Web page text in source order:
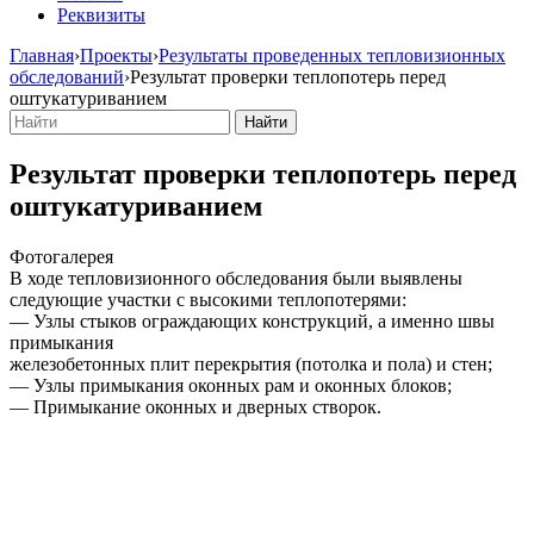
Реквизиты
Главная›Проекты›Результаты проведенных тепловизионных
обследований›Результат проверки теплопотерь перед
оштукатуриванием
Результат проверки теплопотерь перед
оштукатуриванием
Фотогалерея
В ходе тепловизионного обследования были выявлены
следующие участки с высокими теплопотерями:
— Узлы стыков ограждающих конструкций, а именно швы
примыкания
железобетонных плит перекрытия (потолка и пола) и стен;
— Узлы примыкания оконных рам и оконных блоков;
— Примыкание оконных и дверных створок.